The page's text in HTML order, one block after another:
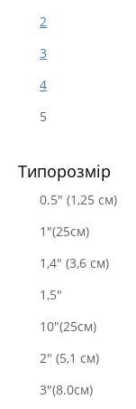
2
3
4
5
Типорозмір
0.5" (1,25 см)
1"(25см)
1,4" (3,6 см)
1,5"
10"(25см)
2" (5,1 см)
3"(8.0см)